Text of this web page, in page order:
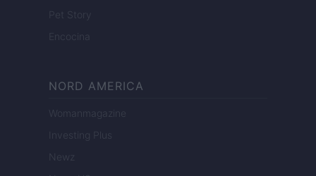
Pet Story
Encocina
NORD AMERICA
Womanmagazine
Investing Plus
Newz